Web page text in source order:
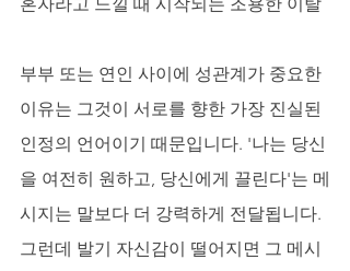
부부 또는 연인 사이에 성관계가 중요한
이유는 그것이 서로를 향한 가장 진실된
인정의 언어이기 때문입니다. '나는 당신
을 여전히 원하고, 당신에게 끌린다'는 메
시지는 말보다 더 강력하게 전달됩니다.
그런데 발기 자신감이 떨어지면 그 메시